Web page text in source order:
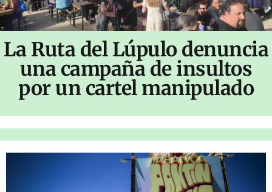
La Ruta del Lúpulo denuncia
una campaña de insultos
por un cartel manipulado